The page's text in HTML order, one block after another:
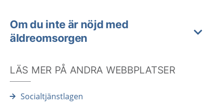
Om du inte är nöjd med
äldreomsorgen
LÄS MER PÅ ANDRA WEBBPLATSER
Socialtjänstlagen